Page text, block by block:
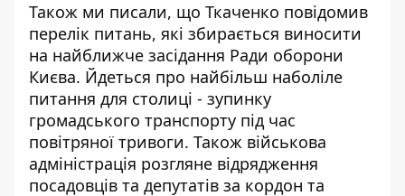
Також ми писали, що Ткаченко повідомив
перелік питань, які збирається виносити
на найближче засідання Ради оборони
Києва. Йдеться про найбільш наболіле
питання для столиці - зупинку
громадського транспорту під час
повітряної тривоги. Також військова
адміністрація розгляне відрядження
посадовців та депутатів за кордон та